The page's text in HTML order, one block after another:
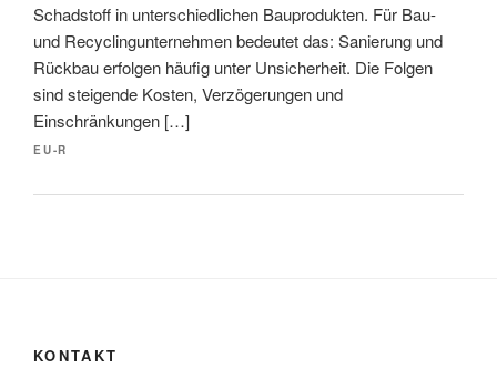
Schadstoff in unterschiedlichen Bauprodukten. Für Bau-
und Recyclingunternehmen bedeutet das: Sanierung und
Rückbau erfolgen häufig unter Unsicherheit. Die Folgen
sind steigende Kosten, Verzögerungen und
Einschränkungen […]
EU-R
KONTAKT